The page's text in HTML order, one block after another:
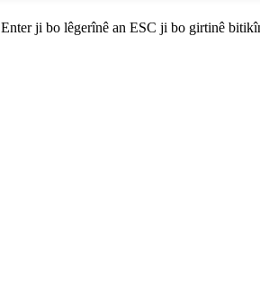
Enter ji bo lêgerînê an ESC ji bo girtinê